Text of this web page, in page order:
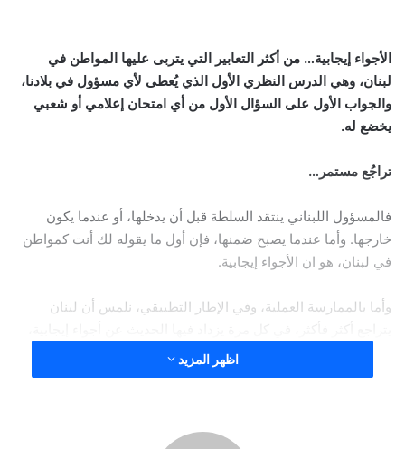
الأجواء إيجابية… من أكثر التعابير التي يتربى عليها المواطن في
لبنان، وهي الدرس النظري الأول الذي يُعطى لأي مسؤول في بلادنا،
والجواب الأول على السؤال الأول من أي امتحان إعلامي أو شعبي
يخضع له.
تراجُع مستمر…
فالمسؤول اللبناني ينتقد السلطة قبل أن يدخلها، أو عندما يكون
خارجها. وأما عندما يصبح ضمنها، فإن أول ما يقوله لك أنت كمواطن
في لبنان، هو ان الأجواء إيجابية.
وأما بالممارسة العملية، وفي الإطار التطبيقي، نلمس أن لبنان
بينما يتراجع المواطن اللبناني معه (لبنان) أيضاً.
وإذا رغبنا بالتوغّل والتوسّع قليلاً في عوالم الأجواء الإيجابية في بلادنا،
اظهر المزيد